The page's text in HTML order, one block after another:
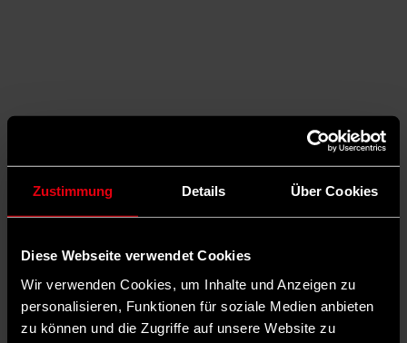
Zustimmung Details Über Cookies
Diese Webseite verwendet Cookies
Wir verwenden Cookies, um Inhalte und Anzeigen zu
personalisieren, Funktionen für soziale Medien anbieten
zu können und die Zugriffe auf unsere Website zu
Teilen 0 Kommentare Dark Mode